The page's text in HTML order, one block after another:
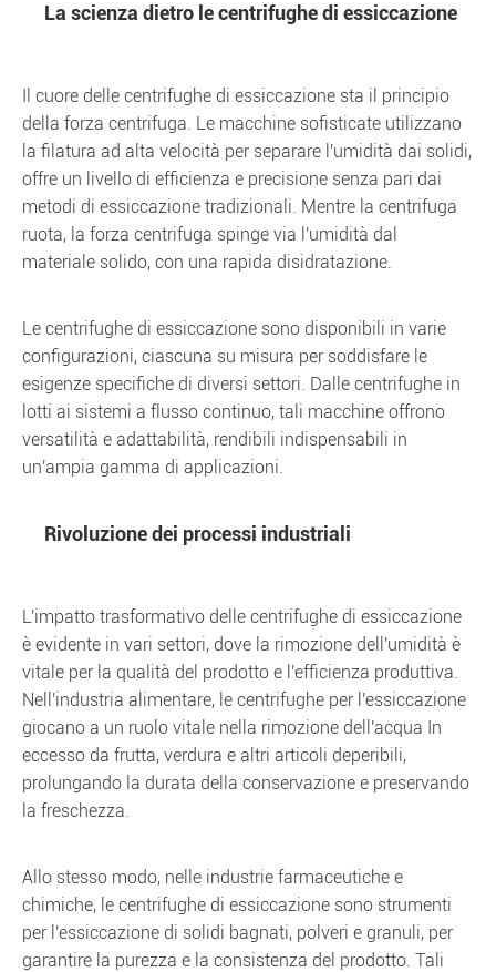
La scienza dietro le centrifughe di essiccazione
Il cuore delle centrifughe di essiccazione sta il principio
della forza centrifuga. Le macchine sofisticate utilizzano
la filatura ad alta velocità per separare l'umidità dai solidi,
offre un livello di efficienza e precisione senza pari dai
metodi di essiccazione tradizionali. Mentre la centrifuga
ruota, la forza centrifuga spinge via l'umidità dal
materiale solido, con una rapida disidratazione.
Le centrifughe di essiccazione sono disponibili in varie
configurazioni, ciascuna su misura per soddisfare le
esigenze specifiche di diversi settori. Dalle centrifughe in
lotti ai sistemi a flusso continuo, tali macchine offrono
versatilità e adattabilità, rendibili indispensabili in
un'ampia gamma di applicazioni.
Rivoluzione dei processi industriali
L'impatto trasformativo delle centrifughe di essiccazione
è evidente in vari settori, dove la rimozione dell'umidità è
vitale per la qualità del prodotto e l'efficienza produttiva.
Nell'industria alimentare, le centrifughe per l'essiccazione
giocano a un ruolo vitale nella rimozione dell'acqua In
eccesso da frutta, verdura e altri articoli deperibili,
prolungando la durata della conservazione e preservando
la freschezza.
Allo stesso modo, nelle industrie farmaceutiche e
chimiche, le centrifughe di essiccazione sono strumenti
per l'essiccazione di solidi bagnati, polveri e granuli, per
garantire la purezza e la consistenza del prodotto. Tali